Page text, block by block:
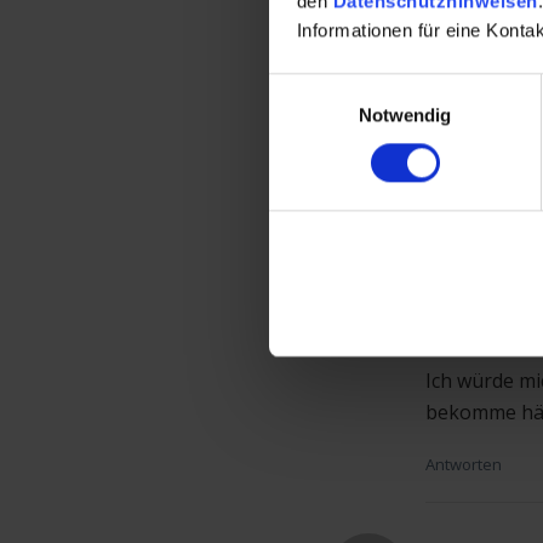
Informationen für eine
Notwendig
16.11.2023
wusste ich
Antworten
Ich würde
bekomme
Antworten